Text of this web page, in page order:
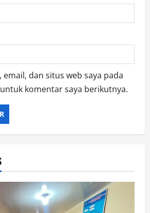
email, dan situs web saya pada
komentar saya berikutnya.